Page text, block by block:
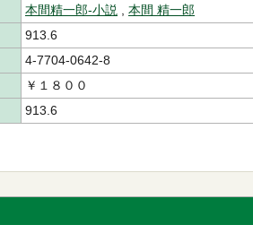
本間精一郎-小説
本間 精一郎
913.6
4-7704-0642-8
￥１８００
913.6